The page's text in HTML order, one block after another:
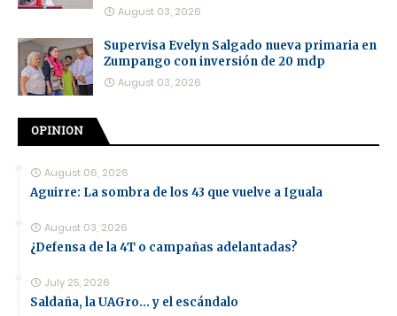
August 03, 2026
Supervisa Evelyn Salgado nueva primaria en
Zumpango con inversión de 20 mdp
August 03, 2026
OPINION
August 06, 2026
Aguirre: La sombra de los 43 que vuelve a Iguala
August 03, 2026
¿Defensa de la 4T o campañas adelantadas?
July 25, 2026
Saldaña, la UAGro... y el escándalo